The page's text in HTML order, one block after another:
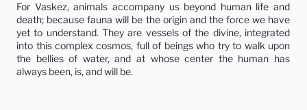
For Vaskez, animals accompany us beyond human life and
death; because fauna will be the origin and the force we have
yet to understand. They are vessels of the divine, integrated
into this complex cosmos, full of beings who try to walk upon
the bellies of water, and at whose center the human has
always been, is, and will be.